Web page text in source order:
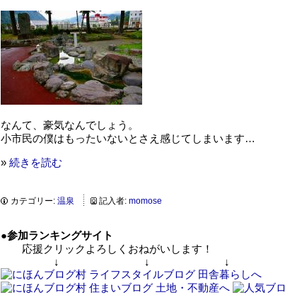
なんて、豪気なんでしょう。
小市民の僕はもったいないとさえ感じてしまいます…
» 続きを読む
カテゴリー: 温泉 記入者: momose
●参加ランキングサイト
応援クリックよろしくおねがいします！
↓ ↓ ↓